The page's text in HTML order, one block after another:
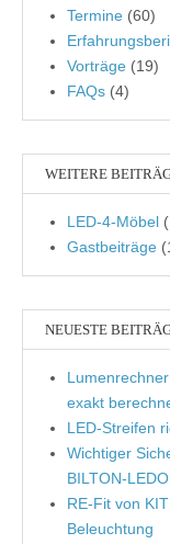
Termine (60)
Vorträge (19)
FAQs (4)
WEITERE
LED-4-Möbel
Gastbeiträge
NEUESTE
exakt
LED-Streifen
Wichtiger
BILTON-
RE-Fit von
Beleuchtung